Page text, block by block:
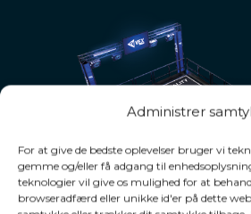
Administrer
For at give de bedste oplevelser bruger vi
gemme og/eller få adgang til
teknologier vil give os mulighed for at
browseradfærd eller unikke id'er på dette